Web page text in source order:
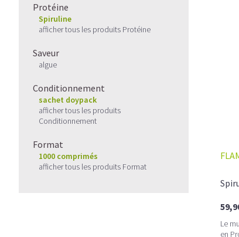
Protéine
Spiruline
afficher tous les produits Protéine
Saveur
algue
Conditionnement
sachet doypack
afficher tous les produits
Conditionnement
Format
1000 comprimés
afficher tous les produits Format
Le
en